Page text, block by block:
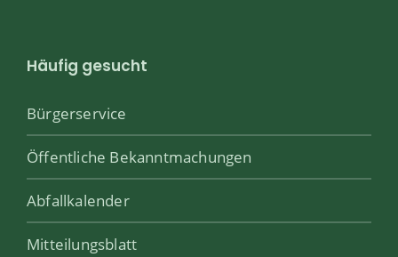
Häufig gesucht
Bürgerservice
Öffentliche Bekanntmachungen
Abfallkalender
Mitteilungsblatt